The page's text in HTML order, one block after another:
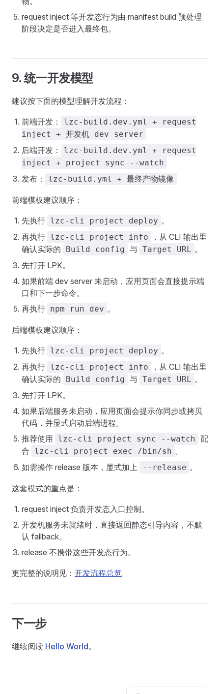
request inject 等开发态行为由 manifest build 预处理
阶段决定是否进入最终包。
9. 统一开发模型
建议按下面的模型理解开发流程：
前端开发：
lzc-build.dev.yml + request
inject + 开发机 dev server
后端开发：
lzc-build.dev.yml + request
inject + project sync --watch
发布： lzc-build.yml + 最终产物镜像
前端模板建议顺序：
先执行 lzc-cli project deploy 。
再执行 lzc-cli project info
，从 CLI 输出里
确认实际的
Build config 与 Target URL 。
先打开 LPK。
如果前端 dev server 未启动，应用页面会直接提示端
口和下一步命令。
再执行 npm run dev 。
后端模板建议顺序：
先执行 lzc-cli project deploy 。
再执行 lzc-cli project info
，从 CLI 输出里
确认实际的
Build config 与 Target URL 。
先打开 LPK。
如果后端服务未启动，应用页面会提示你同步或拷贝
代码，并显式启动后端进程。
推荐使用
lzc-cli project sync --watch 配
合
lzc-cli project exec /bin/sh 。
如需操作 release 版本，显式加上
--release 。
这套模式的重点是：
request inject 负责开发态入口控制。
开发机服务未就绪时，直接返回静态引导内容，不默
认 fallback。
release 不携带这些开发态行为。
更完整的说明见： 开发流程总览
下一步
继续阅读 Hello World。